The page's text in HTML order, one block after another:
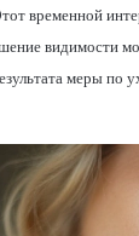
временной
видимости
меры